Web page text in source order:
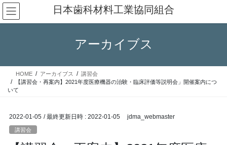
コ
ン
テ
ス
ナ
ビ
ゲ
ン
日本歯科材料工業協同組合
アーカイブス
HOME アーカイブス
講習会
【講習会・再案内】2021年度医療機器の治験・臨床評価等説明会」開催案内につ
いて
2022-01-05 / 最終更新日時 : 2022-01-05 jdma_webmaster
講習会